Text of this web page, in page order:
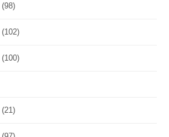
(98)
(102)
(100)
(21)